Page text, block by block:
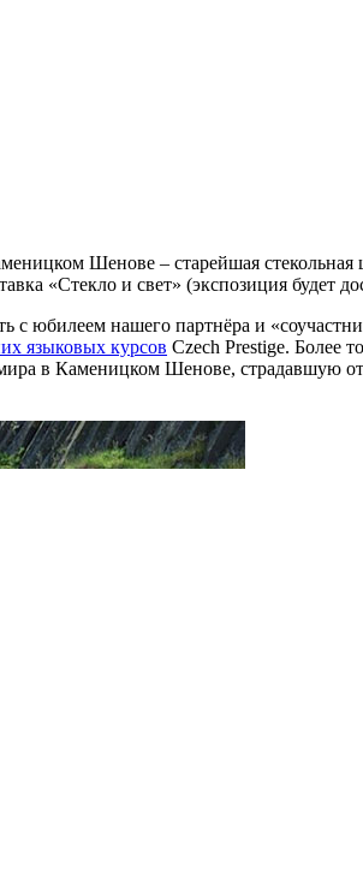
Шенове – старейшая
«Стекло и свет» (экспозиция будет
юбилеем нашего партнёра и
языковых курсов Czech Prestige. Более
в Каменицком Шенове, страдавшую от